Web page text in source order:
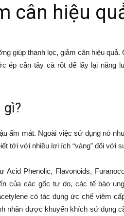
cân hiệu
giúp thanh lọc, giảm cân hiệu quả.
ép cần tây cà rốt để lấy lại năng
gì?
ẩm mát. Ngoài việc sử dụng nó
tới với nhiều lợi ích “vàng” đối với
Phenolic, Flavonoids,
của các gốc tự do, các tế bào
có tác dụng ức chế viêm
nhân được khuyến khích sử dụng